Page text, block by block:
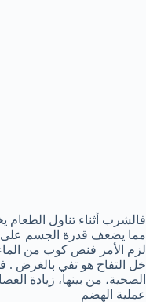
فالشرب أثناء تناول
مما يضعف قدرة الجسم على
لزم الأمر فنص كوب من
خل التفاح هو تفي بالغرض .
الصحية، من بينها، زيادة
عملية الهضم